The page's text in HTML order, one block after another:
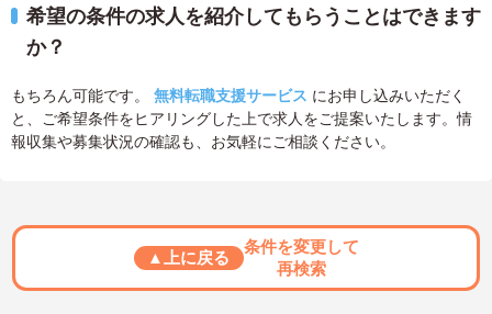
希望の条件の求人を紹介してもらうことはできます
か？
もちろん可能です。 無料転職支援サービス にお申し込みいただく
と、ご希望条件をヒアリングした上で求人をご提案いたします。情
報収集や募集状況の確認も、お気軽にご相談ください。
▲上に戻る
条件を変更して
再検索